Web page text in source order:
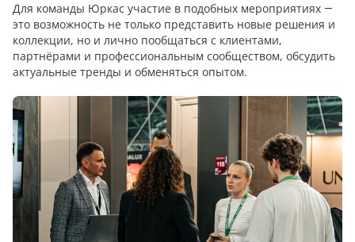
Для команды Юркас участие в подобных мероприятиях —
это возможность не только представить новые решения и
коллекции, но и лично пообщаться с клиентами,
партнёрами и профессиональным сообществом, обсудить
актуальные тренды и обменяться опытом.